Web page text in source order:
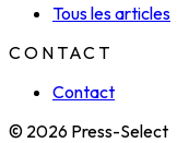
Tous les articles
CONTACT
Contact
© 2026 Press-Select